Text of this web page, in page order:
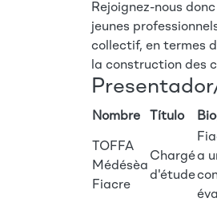
Rejoignez-nous
jeunes
collectif, en termes
la construction des
Nombre Título
TOFFA
Médésèa
Fiacre
Chargé
d'étude
a